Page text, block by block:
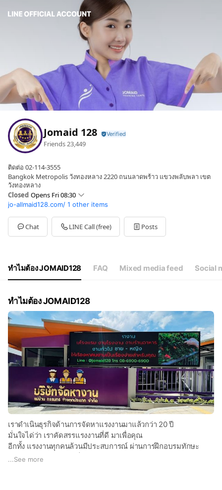
Jomaid 128
Friends23,449
ติดต่อ 02-114-3555
Bangkok Metropolis วังทองหลาง 2220 ถนนลาดพร้าว แขวงพลับพลา เขต
วังทองหลาง
Closed Opens Fri 08:30
Sun08:30 - 18:30,08:30 - 18:30
Mon08:30 - 18:30,08:30 - 18:30
Tue08:30 - 18:30,08:30 - 18:30
Wed08:30 - 18:30,08:30 - 18:30
Sat08:30 - 18:30,08:30 - 18:30
jo-allmaid128.com/ 1 other items
Chat LINE Call (free) Posts
ทำไมต้อง JOMAID128 FAQ Mixed media feed Social
ทำไมต้อง JOMAID128
เราดำเนินธุรกิจด้านการจัดหาแรงงานมาแล้วกว่า 20 ปี
มั่นใจได่ว่า เราคัดสรรแรงงานที่ดี มาเพื่อคุณ
อีกทั้ง แรงงานทุกคนล้วนมีประสบการณ์ ผ่านการฝึกอบรมทักษะ
บริการลูกค้าอย่างรวดเร็ว ด้วยทีมงานกว่า 60 คนของเราพร้อมดูแล
...See more